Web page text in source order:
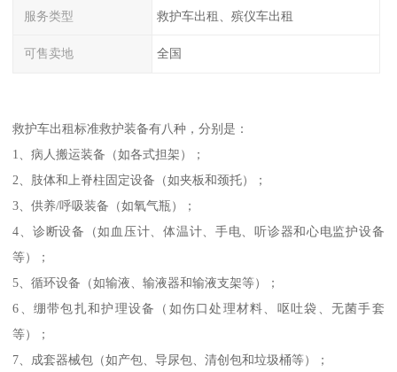
服务类型 救护车出租、殡仪车出租
可售卖地 全国
救护车出租标准救护装备有八种，分别是：
1、病人搬运装备（如各式担架）；
2、肢体和上脊柱固定设备（如夹板和颈托）；
3、供养/呼吸装备（如氧气瓶）；
4、诊断设备（如血压计、体温计、手电、听诊器和心电监护设备
等）；
5、循环设备（如输液、输液器和输液支架等）；
6、绷带包扎和护理设备（如伤口处理材料、呕吐袋、无菌手套
等）；
7、成套器械包（如产包、导尿包、清创包和垃圾桶等）；